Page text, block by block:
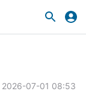
2026-07-01 08:53